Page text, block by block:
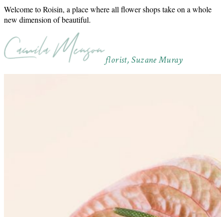
Welcome to Roisin, a place where all flower shops take on a whole
new dimension of beautiful.
florist, Suzane Muray